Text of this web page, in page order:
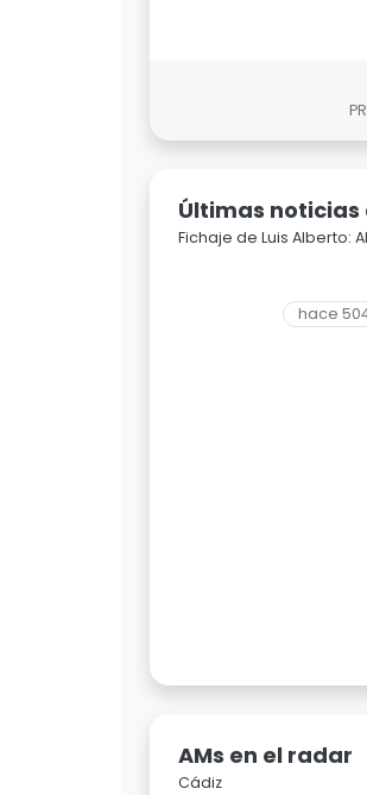
Últimas
Fichaje de Luis Alberto:
hace
AMs en el radar
Cádiz